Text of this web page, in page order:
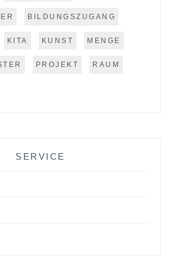
BILDUNGSZUGANG
KITA KUNST MENGE
PROJEKT RAUM
SERVICE